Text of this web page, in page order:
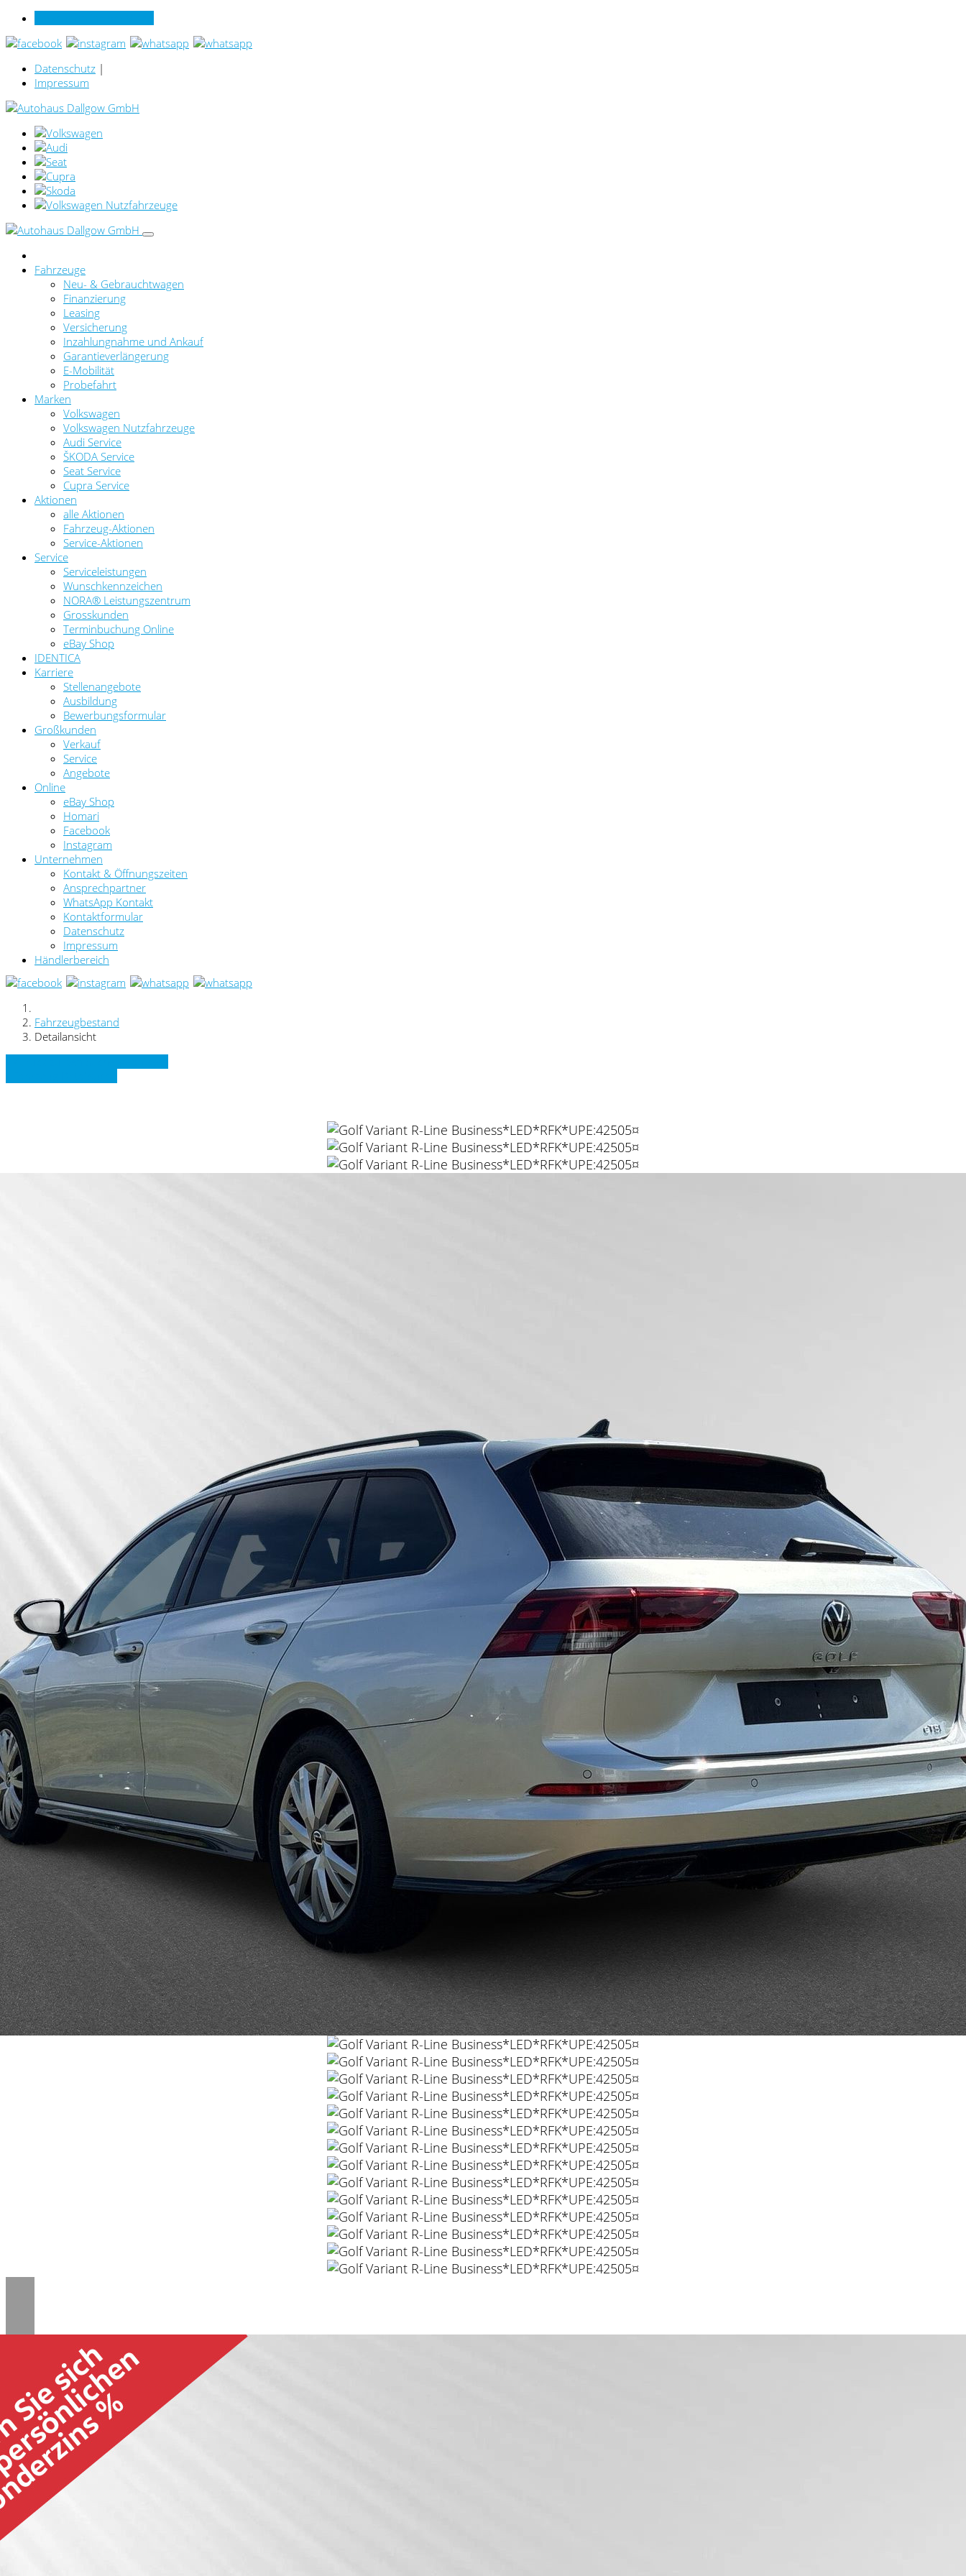
Datenschutz |
Impressum
Fahrzeuge
Neu- & Gebrauchtwagen
Finanzierung
Leasing
Versicherung
Inzahlungnahme und Ankauf
Garantieverlängerung
E-Mobilität
Probefahrt
Marken
Volkswagen
Volkswagen Nutzfahrzeuge
Audi Service
ŠKODA Service
Seat Service
Cupra Service
Aktionen
alle Aktionen
Fahrzeug-Aktionen
Service-Aktionen
Service
Serviceleistungen
Wunschkennzeichen
NORA® Leistungszentrum
Grosskunden
Terminbuchung Online
eBay Shop
IDENTICA
Karriere
Stellenangebote
Ausbildung
Bewerbungsformular
Großkunden
Verkauf
Service
Angebote
Online
eBay Shop
Homari
Facebook
Instagram
Unternehmen
Kontakt & Öffnungszeiten
Ansprechpartner
WhatsApp Kontakt
Kontaktformular
Datenschutz
Impressum
Händlerbereich
Fahrzeugbestand
Detailansicht